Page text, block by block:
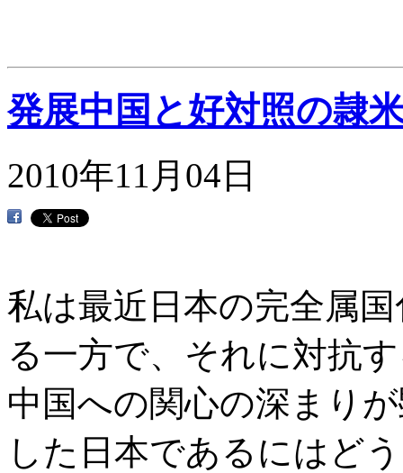
発展中国と好対照の隷
2010年11月04日
私は最近日本の完全属
る一方で、それに対抗
中国への関心の深まり
した日本であるにはど